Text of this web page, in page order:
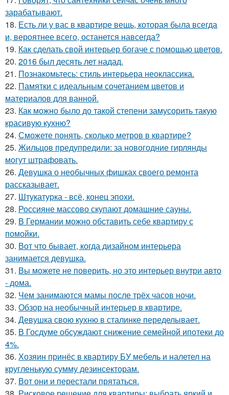
зарабатывают.
18. Есть ли у вас в квартире вещь, которая была всегда
и, вероятнее всего, останется навсегда?
19. Как сделать свой интерьер богаче с помощью цветов.
20. 2016 был десять лет надад.
21. Познакомьтесь: стиль интерьера неоклассика.
22. Памятки с идеальным сочетанием цветов и
материалов для ванной.
23. Как можно было до такой степени замусорить такую
красивую кухню?
24. Сможете понять, сколько метров в квартире?
25. Жильцов предупредили: за новогодние гирлянды
могут штрафовать.
26. Девушка о необычных фишках своего ремонта
рассказывает.
27. Штукатурка - всё, конец эпохи.
28. Россияне массово скупают домашние сауны.
29. В Германии можно обставить себе квартиру с
помойки.
30. Вот что бывает, когда дизайном интерьера
занимается девушка.
31. Вы можете не поверить, но это интерьер внутри авто
- дома.
32. Чем занимаются мамы после трёх часов ночи.
33. Обзор на необычный интерьер в квартире.
34. Девушка свою кухню в сталинке переделывает.
35. В Госдуме обсуждают снижение семейной ипотеки до
4%.
36. Хозяин принёс в квартиру БУ мебель и налетел на
кругленькую сумму дезинсекторам.
37. Вот они и перестали прятаться.